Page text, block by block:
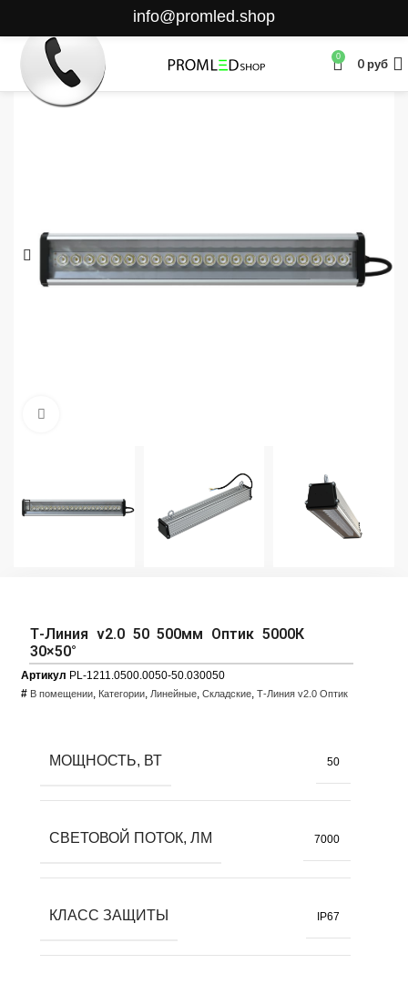
info@promled.shop
0 0руб
Т-Линия v2.0 50 500мм Оптик 5000К
30×50°
Артикул PL-1211.0500.0050-50.030050
# В помещении, Категории, Линейные, Складские, Т-Линия v2.0 Оптик
МОЩНОСТЬ, ВТ 50
СВЕТОВОЙ ПОТОК, ЛМ 7000
КЛАСС ЗАЩИТЫ IP67